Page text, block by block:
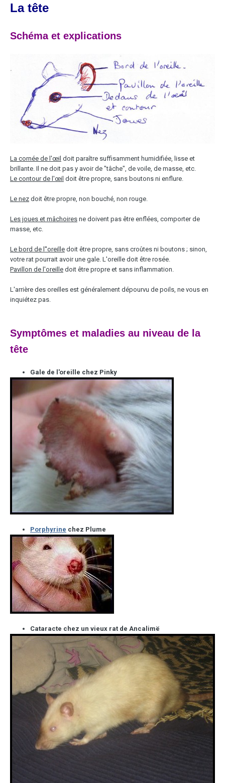
La tête
Schéma et explications
La cornée de l'œil doit paraître suffisamment humidifiée, lisse et
brillante. Il ne doit pas y avoir de "tâche", de voile, de masse, etc.
Le contour de l'œil doit être propre, sans boutons ni enflure.
Le nez doit être propre, non bouché, non rouge.
Les joues et mâchoires ne doivent pas être enflées, comporter de
masse, etc.
Le bord de l''oreille doit être propre, sans croûtes ni boutons ; sinon,
votre rat pourrait avoir une gale. L'oreille doit être rosée.
Pavillon de l'oreille doit être propre et sans inflammation.
L'arrière des oreilles est généralement dépourvu de poils, ne vous en
inquiétez pas.
Symptômes et maladies au niveau de la
tête
Gale de l'oreille chez Pinky
Porphyrine chez Plume
Cataracte chez un vieux rat de Ancalimë